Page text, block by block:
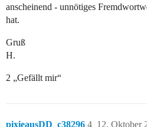
anscheinend - unnötiges
hat.
Gruß
H.
2 „Gefällt mir“
pixieausDD_c38296 12. Oktober
4